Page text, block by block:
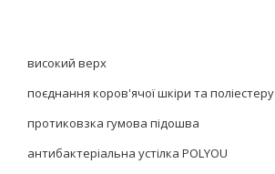
високий верх
поєднання коров'ячої шкіри та поліестеру
протиковзка гумова підошва
антибактеріальна устілка POLYOU